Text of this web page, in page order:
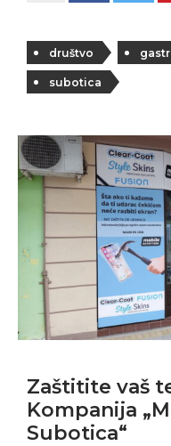
društvo
subotica
Zaštitite vaš
Kompanija
Subotica“